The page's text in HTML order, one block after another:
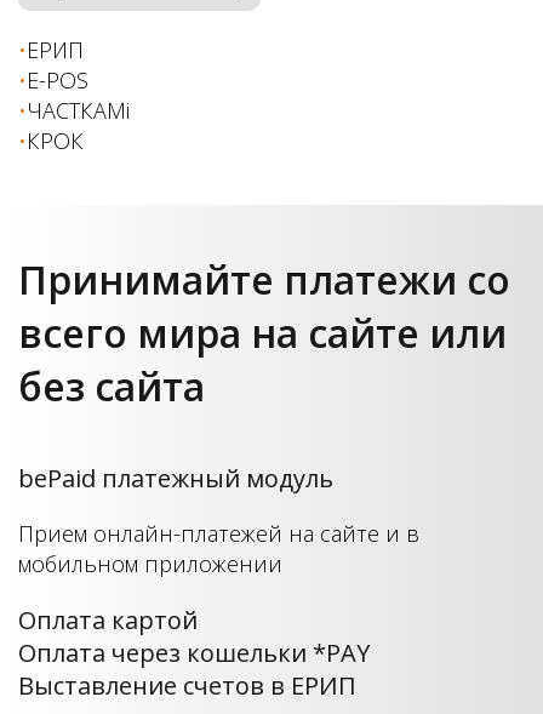
ЕРИП
E-POS
ЧАСТКАМi
КРОК
Принимайте платежи со
всего мира на сайте или
без сайта
bePaid платежный модуль
Прием онлайн-платежей на сайте и в
мобильном приложении
Оплата картой
Оплата через кошельки *PAY
Выставление счетов в ЕРИП